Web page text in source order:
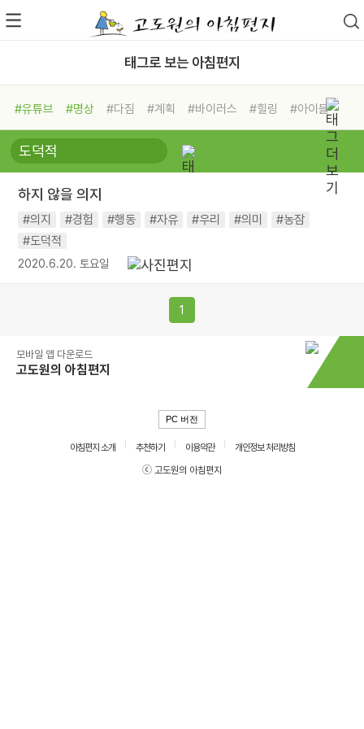
태그로 보는 아침편지
#유튜브 #명상 #다짐 #계획 #바이러스 #힐링
#아이들
#비전캠프
#독서캠프 #삶
#희망
#나눔 #친구 #링컨학교
#독서
#건강 #면역력
하지 않을 의지
#의지 #경험 #행동 #자유 #우리 #의미
#농잠
#도덕적
2020.6.20. 토요일
1
모바일 앱 다운로드
고도원의 아침편지
PC 버전
아침편지 소개 추천하기 이용약관
개인정보 처리방침
ⓒ 고도원의 아침편지